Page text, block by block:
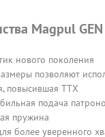
Magpul
нового поколения
позволяют
повысившая ТТХ
подача
пружина
более уверенного